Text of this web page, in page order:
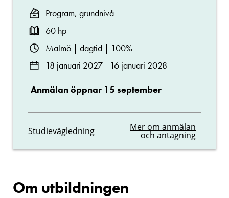
Program, grundnivå
60 hp
Malmö | dagtid | 100%
18 januari 2027 - 16 januari 2028
Anmälan öppnar 15 september
Studievägledning Mer om anmälan
och antagning
Om utbildningen